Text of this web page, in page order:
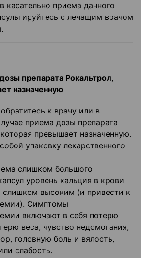
касательно приема данного
с лечащим врачом
препарата Рокальтрол,
назначенную
к врачу или в
приема дозы препарата
превышает назначенную.
упаковку лекарственного
слишком большого
уровень кальция в крови
слишком высоким (и привести к
Симптомы
включают в себя потерю
веса, чувство недомогания,
головную боль и вялость,
слабость.